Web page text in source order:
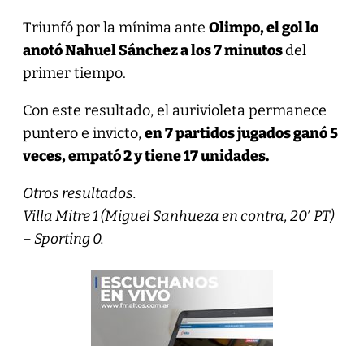
Triunfó por la mínima ante Olimpo, el gol lo
anotó Nahuel Sánchez a los 7 minutosdel
primer tiempo.
Con este resultado, el aurivioleta permanece
puntero e invicto,en 7 partidos jugados ganó 5
veces, empató 2 y tiene 17 unidades.
Otros resultados.
Villa Mitre 1 (Miguel Sanhueza en contra, 20′ PT)
– Sporting 0.